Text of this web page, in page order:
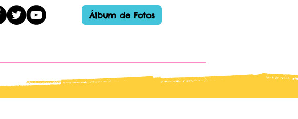
Álbum de Fotos